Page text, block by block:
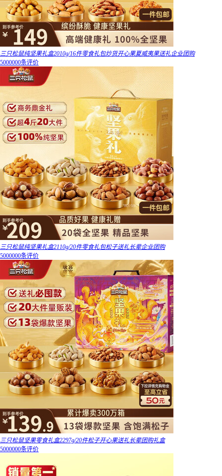
三只松鼠纯坚果礼盒2010g/16件零食礼包炒货开心果夏威夷果送礼企业团购
5000000条评价
三只松鼠纯坚果礼盒2110g/20件零食礼包松子送礼长辈企业团购
5000000条评价
三只松鼠坚果零食礼盒2297g/20件松子开心果送礼长辈团购礼盒
5000000条评价